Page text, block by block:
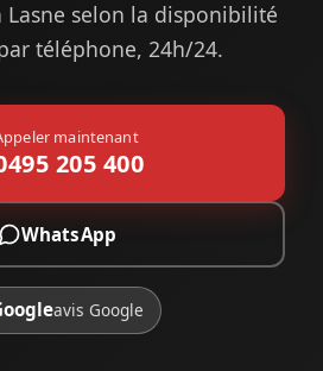
selon la disponibilité
téléphone, 24h/24.
maintenant
205 400
WhatsApp
avis Google